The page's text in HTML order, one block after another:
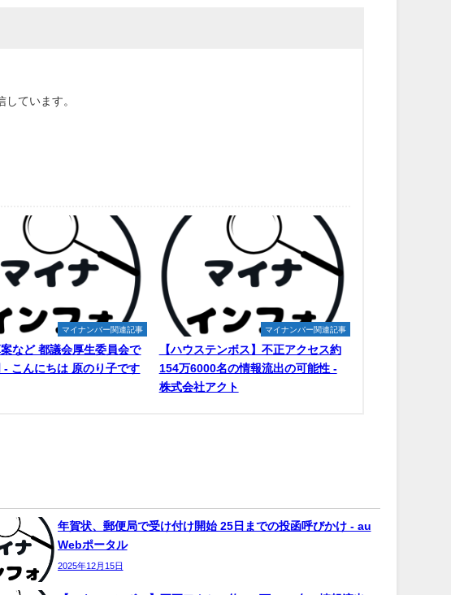
ています。
マイナンバー関連記事
など 都議会厚生委員会で
- こんにちは 原のり子です
マイナンバー関連記事
【ハウステンボス】不正アクセス約
154万6000名の情報流出の可能性 -
株式会社アクト
年賀状、郵便局で受け付け開始 25日までの投函呼びかけ - au
Webポータル
2025年12月15日